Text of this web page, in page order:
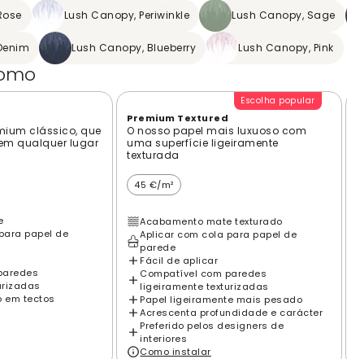
Lush Canopy, Periwinkle Lush Canopy, Sage
Lush Canopy, Blueberry Lush Canopy, Pink
clássico, que
qualquer lugar
papel de
em tectos
Escolha popular
Premium Textured
O nosso papel mais luxuoso com
uma superfície ligeiramente
texturada
45 €/m²
Acabamento mate texturado
Aplicar com cola para papel de
parede
Fácil de aplicar
Compatível com paredes
ligeiramente texturizadas
Papel ligeiramente mais pesado
Acrescenta profundidade e carácter
Preferido pelos designers de
interiores
Como instalar